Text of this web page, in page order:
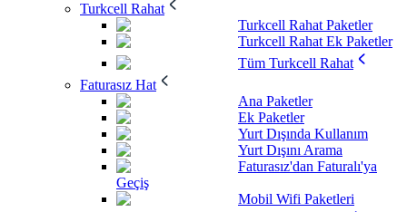
Turkcell Rahat
Turkcell Rahat Paketler
Turkcell Rahat Ek Paketler
Tüm Turkcell Rahat
Faturasız Hat
Ana Paketler
Ek Paketler
Yurt Dışında Kullanım
Yurt Dışını Arama
Faturasız'dan Faturalı'ya
Geçiş
Mobil Wifi Paketleri